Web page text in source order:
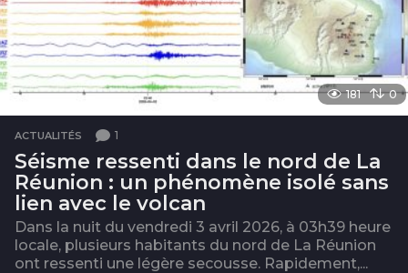
181 0
ACTUALITÉS 1
Séisme ressenti dans le nord de La
Réunion : un phénomène isolé sans
lien avec le volcan
Dans la nuit du vendredi 3 avril 2026, à 03h39 heure
locale, plusieurs habitants du nord de La Réunion
ont ressenti une légère secousse. Rapidement,...